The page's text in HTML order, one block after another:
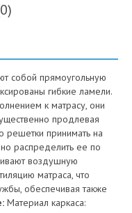
собой прямоугольную
гибкие ламели.
к матрасу, они
продлевая
решетки принимать на
распределить ее по
воздушную
матраса, что
обеспечивая также
Материал каркаса: